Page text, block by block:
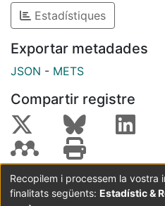
Estadístiques
Exportar metadades
JSON - METS
Compartir registre
Coordinació:CRAI UB Avís legal
Metadades
Recopilem i processem la vostra
finalitats següents: Estadístic &